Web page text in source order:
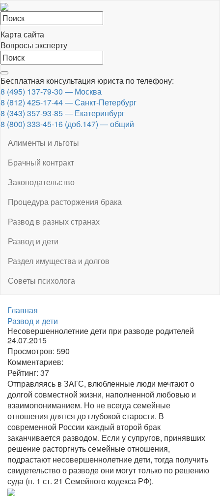
Карта сайта
Вопросы эксперту
Toggle
navigation
Бесплатная консультация юриста по телефону:
8 (495) 137-79-30 — Москва
8 (812) 425-17-44 — Санкт-Петербург
8 (343) 357-93-85 — Екатеринбург
8 (800) 333-45-16 (доб.147) — общий
Алименты и льготы
Брачный контракт
Законодательство
Процедура расторжения брака
Развод в разных странах
Развод и дети
Раздел имущества и долгов
Советы психолога
Главная
Развод и дети
Несовершеннолетние дети при разводе родителей
24.07.2015
Просмотров: 590
Комментариев:
Рейтинг: 37
Отправляясь в ЗАГС, влюбленные люди мечтают о
долгой совместной жизни, наполненной любовью и
взаимопониманием. Но не всегда семейные
отношения длятся до глубокой старости. В
современной России каждый второй брак
заканчивается разводом. Если у супругов, принявших
решение расторгнуть семейные отношения,
подрастают несовершеннолетние дети, тогда получить
свидетельство о разводе они могут только по решению
суда (п. 1 ст. 21 Семейного кодекса РФ).